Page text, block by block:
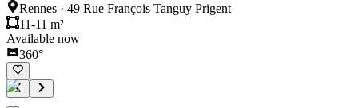
Rennes · 49 Rue François Tanguy Prigent
11-11 m²
Available now
360°